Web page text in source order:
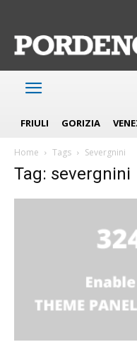
FRIULI GORIZIA
Home Tags Severgnini
Tag: severgnini